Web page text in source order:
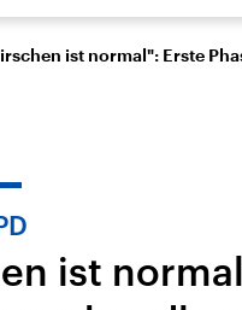
Wirtschaft Wissen
ist normal": Erste
ist